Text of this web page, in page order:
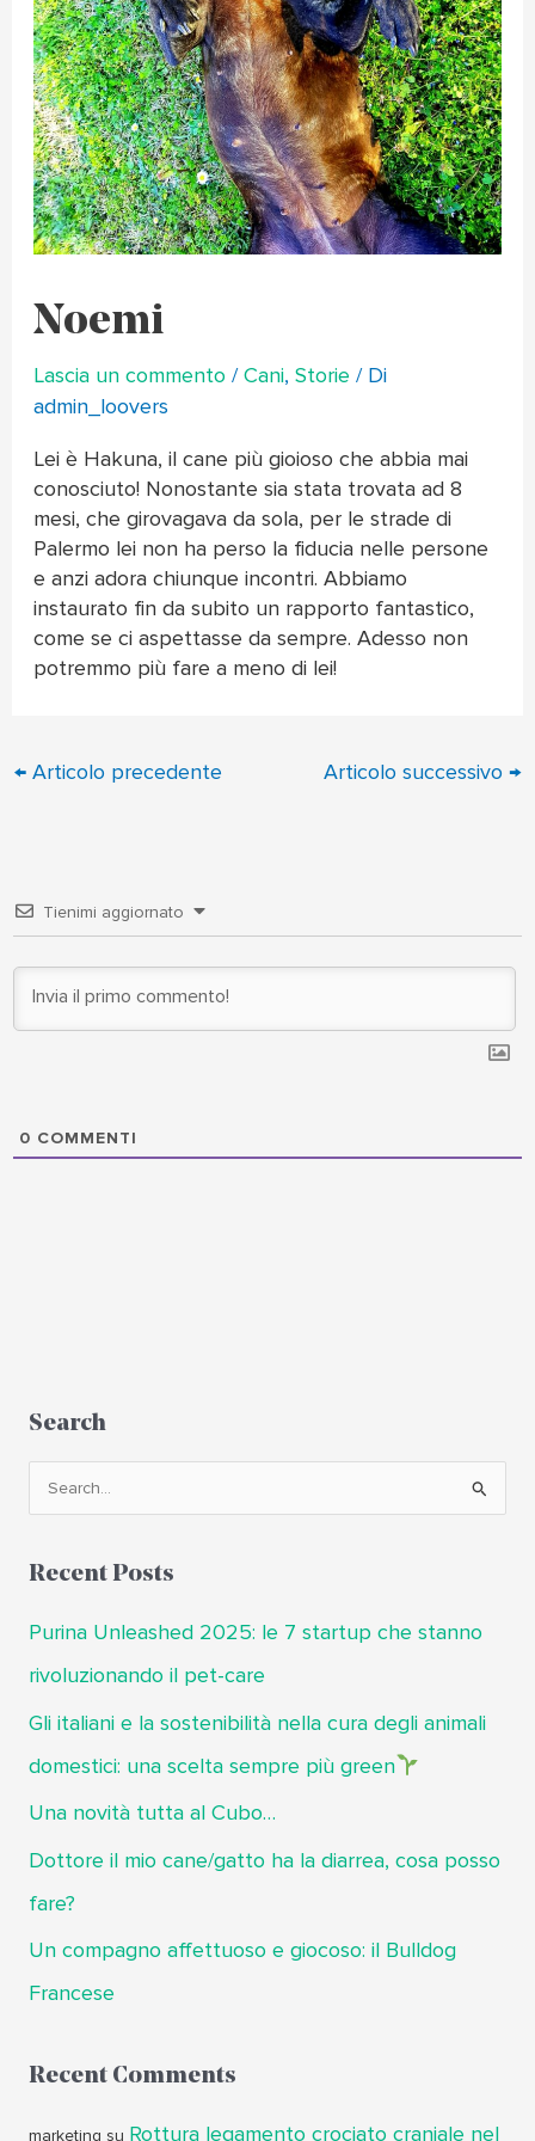
Noemi
Lascia un commento /Cani, Storie / Di
admin_loovers
Lei è Hakuna, il cane più gioioso che abbia mai
conosciuto! Nonostante sia stata trovata ad 8
mesi, che girovagava da sola, per le strade di
Palermo lei non ha perso la fiducia nelle persone
e anzi adora chiunque incontri. Abbiamo
instaurato fin da subito un rapporto fantastico,
come se ci aspettasse da sempre. Adesso non
potremmo più fare a meno di lei!
←Articolo precedente Articolo successivo→
Tienimi aggiornato
0 COMMENTI
Search
r
a
Recent Posts
Purina Unleashed 2025: le 7 startup che stanno
rivoluzionando il pet-care
Gli italiani e la sostenibilità nella cura degli animali
domestici: una scelta sempre più green
Una novità tutta al Cubo…
Dottore il mio cane/gatto ha la diarrea, cosa posso
fare?
Un compagno affettuoso e giocoso: il Bulldog
Francese
Recent Comments
marketing su Rottura legamento crociato craniale nel